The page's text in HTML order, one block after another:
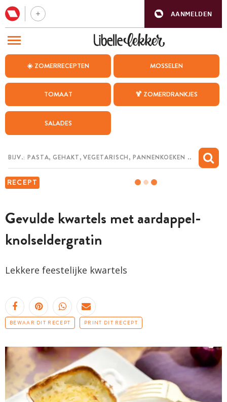
AANMELDEN
☀️ ZOMERRECEPTEN MOSSELEN
TOMAAT 🍹 ZOMERDRANKJES
SALADES
RECEPT
Gevulde kwartels met aardappel-
knolseldergratin
Lekkere feestelijke kwartels
BEWAAR DIT RECEPT PRINT DIT RECEPT
BEZOEK ONZE ANDERE WEBSITES
WEEKMENU
CHAT MET MAIA
MIJN BEWAARDE RECEPTEN